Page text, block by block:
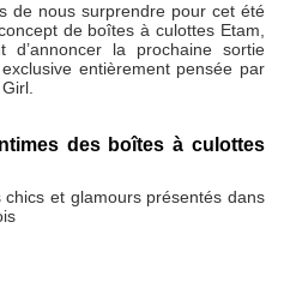
de nous surprendre pour cet été
de boîtes à culottes Etam,
d’annoncer la prochaine sortie
exclusive entièrement pensée par
des boîtes à culottes
chics et glamours présentés dans